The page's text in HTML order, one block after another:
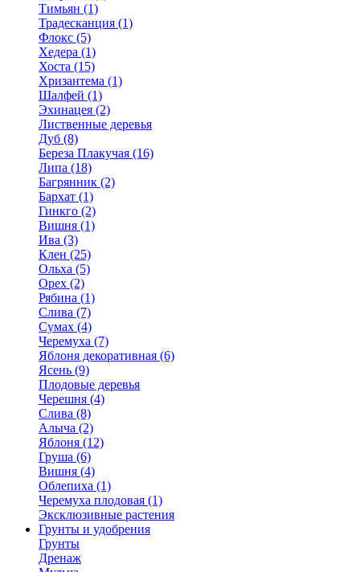
Тимьян (1)
Традесканция (1)
Флокс (5)
Хедера (1)
Хоста (15)
Хризантема (1)
Шалфей (1)
Эхинацея (2)
Лиственные деревья
Дуб (8)
Береза Плакучая (16)
Липа (18)
Багрянник (2)
Бархат (1)
Гинкго (2)
Вишня (1)
Ива (3)
Клен (25)
Ольха (5)
Орех (2)
Рябина (1)
Слива (7)
Сумах (4)
Черемуха (7)
Яблоня декоративная (6)
Ясень (9)
Плодовые деревья
Черешня (4)
Слива (8)
Алыча (2)
Яблоня (12)
Груша (6)
Вишня (4)
Облепиха (1)
Черемуха плодовая (1)
Эксклюзивные растения
Грунты и удобрения
Грунты
Дренаж